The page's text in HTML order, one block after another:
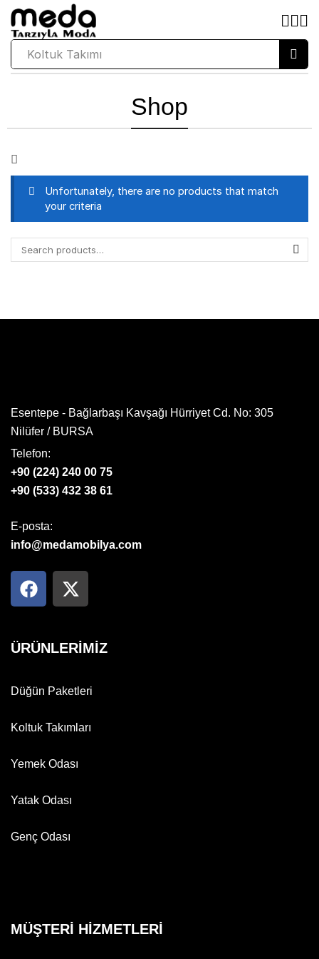
Koltuk Takımı
Shop
Unfortunately, there are no products that match
your criteria
Esentepe - Bağlarbaşı Kavşağı Hürriyet Cd. No: 305
Nilüfer / BURSA
Telefon:
+90 (224) 240 00 75
+90 (533) 432 38 61
E-posta:
info@medamobilya.com
ÜRÜNLERİMİZ
Düğün Paketleri
Koltuk Takımları
Yemek Odası
Yatak Odası
Genç Odası
MÜŞTERİ HİZMETLERİ